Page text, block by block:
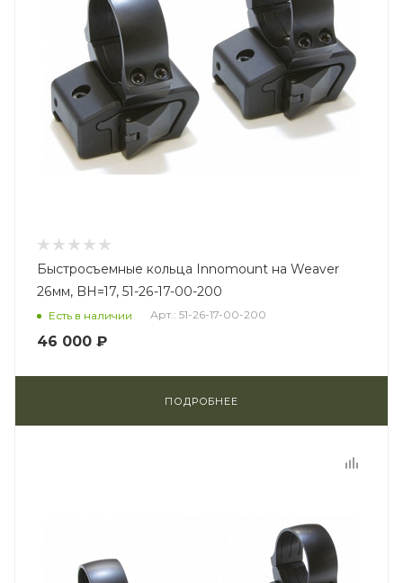
Быстросъемные кольца Innomount на Weaver
26мм, BH=17, 51-26-17-00-200
Есть в наличии Арт.: 51-26-17-00-200
46 000 ₽
ПОДРОБНЕЕ